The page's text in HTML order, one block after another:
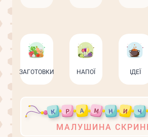
ЗАГОТОВКИ НАПОЇ ІДЕЇ
МАЛУШИНА